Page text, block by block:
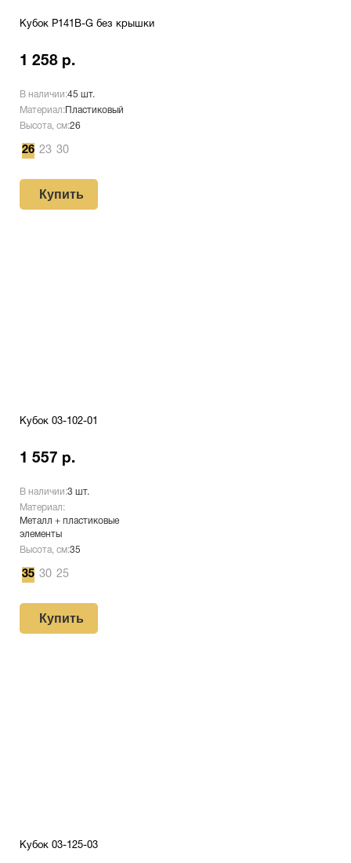
Кубок P141B-G без крышки
1 258 р.
В наличии:45 шт.
Материал: Пластиковый
Высота, см:26
26 23 30
Купить
Кубок 03-102-01
1 557 р.
В наличии:3 шт.
Материал:
Металл + пластиковые
элементы
Высота, см:35
35 30 25
Купить
Кубок 03-125-03